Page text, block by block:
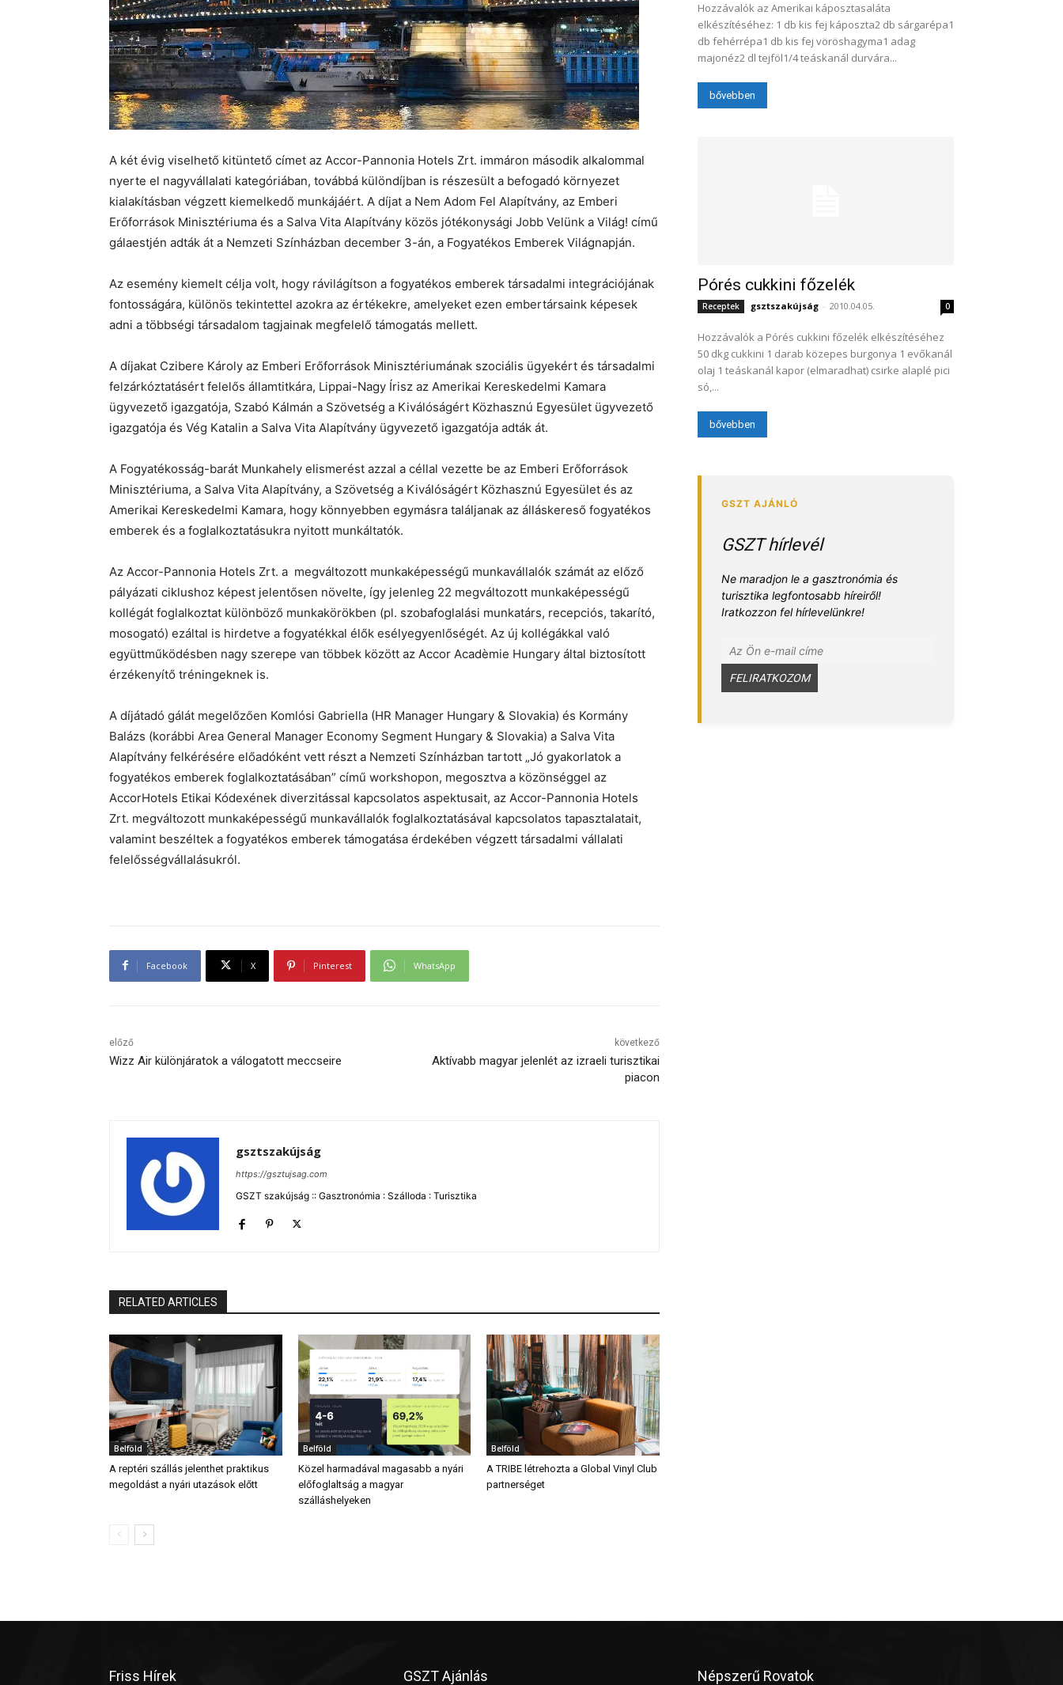
A két évig viselhető kitüntető címet az Accor-Pannonia Hotels Zrt. immáron második alkalommal
nyerte el nagyvállalati kategóriában, továbbá különdíjban is részesült a befogadó környezet
kialakításban végzett kiemelkedő munkájáért. A díjat a Nem Adom Fel Alapítvány, az Emberi
Erőforrások Minisztériuma és a Salva Vita Alapítvány közös jótékonysági Jobb Velünk a Világ! című
gálaestjén adták át a Nemzeti Színházban december 3-án, a Fogyatékos Emberek Világnapján.
Az esemény kiemelt célja volt, hogy rávilágítson a fogyatékos emberek társadalmi integrációjának
fontosságára, különös tekintettel azokra az értékekre, amelyeket ezen embertársaink képesek
adni a többségi társadalom tagjainak megfelelő támogatás mellett.
A díjakat Czibere Károly az Emberi Erőforrások Minisztériumának szociális ügyekért és társadalmi
felzárkóztatásért felelős államtitkára, Lippai-Nagy Írisz az Amerikai Kereskedelmi Kamara
ügyvezető igazgatója, Szabó Kálmán a Szövetség a Kiválóságért Közhasznú Egyesület ügyvezető
igazgatója és Vég Katalin a Salva Vita Alapítvány ügyvezető igazgatója adták át.
A Fogyatékosság-barát Munkahely elismerést azzal a céllal vezette be az Emberi Erőforrások
Minisztériuma, a Salva Vita Alapítvány, a Szövetség a Kiválóságért Közhasznú Egyesület és az
Amerikai Kereskedelmi Kamara, hogy könnyebben egymásra találjanak az álláskereső fogyatékos
emberek és a foglalkoztatásukra nyitott munkáltatók.
Az Accor-Pannonia Hotels Zrt. a megváltozott munkaképességű munkavállalók számát az előző
pályázati ciklushoz képest jelentősen növelte, így jelenleg 22 megváltozott munkaképességű
kollégát foglalkoztat különböző munkakörökben (pl. szobafoglalási munkatárs, recepciós, takarító,
mosogató) ezáltal is hirdetve a fogyatékkal élők esélyegyenlőségét. Az új kollégákkal való
együttműködésben nagy szerepe van többek között az Accor Acadèmie Hungary által biztosított
érzékenyítő tréningeknek is.
A díjátadó gálát megelőzően Komlósi Gabriella (HR Manager Hungary & Slovakia) és Kormány
Balázs (korábbi Area General Manager Economy Segment Hungary & Slovakia) a Salva Vita
Alapítvány felkérésére előadóként vett részt a Nemzeti Színházban tartott „Jó gyakorlatok a
fogyatékos emberek foglalkoztatásában” című workshopon, megosztva a közönséggel az
AccorHotels Etikai Kódexének diverzitással kapcsolatos aspektusait, az Accor-Pannonia Hotels
Zrt. megváltozott munkaképességű munkavállalók foglalkoztatásával kapcsolatos tapasztalatait,
valamint beszéltek a fogyatékos emberek támogatása érdekében végzett társadalmi vállalati
felelősségvállalásukról.
Facebook X Pinterest WhatsApp
előző
Wizz Air különjáratok a válogatott meccseire
következő
Aktívabb magyar jelenlét az izraeli turisztikai
piacon
gsztszakújság
https://gsztujsag.com
GSZT szakújság :: Gasztronómia : Szálloda : Turisztika
RELATED ARTICLES
Belföld
A reptéri szállás jelenthet praktikus
megoldást a nyári utazások előtt
Belföld
Közel harmadával magasabb a nyári
előfoglaltság a magyar
szálláshelyeken
Belföld
A TRIBE létrehozta a Global Vinyl Club
partnerséget
Hozzávalók az Amerikai káposztasaláta
elkészítéséhez: 1 db kis fej káposzta2 db sárgarépa1
db fehérrépa1 db kis fej vöröshagyma1 adag
majonéz2 dl tejföl1/4 teáskanál durvára...
bővebben
Pórés cukkini főzelék
Receptek gsztszakújság - 2010.04.05. 0
Hozzávalók a Pórés cukkini főzelék elkészítéséhez
50 dkg cukkini 1 darab közepes burgonya 1 evőkanál
olaj 1 teáskanál kapor (elmaradhat) csirke alaplé pici
só,...
bővebben
GSZT hírlevél
Ne maradjon le a gasztronómia és
turisztika legfontosabb híreiről!
Iratkozzon fel hírlevelünkre!
Friss Hírek GSZT Ajánlás Népszerű Rovatok